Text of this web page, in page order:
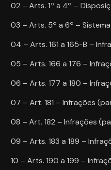
02 – Arts. 1º a 4º –
03 – Arts. 5º a 6º –
04 – Arts. 161 a 165-B –
05 – Arts. 166 a 176 –
06 – Arts. 177 a 180 –
07 – Art. 181 – Infrações
08 – Art. 182 – Infrações
09 – Arts. 183 a 189 –
10 – Arts. 190 a 199 –